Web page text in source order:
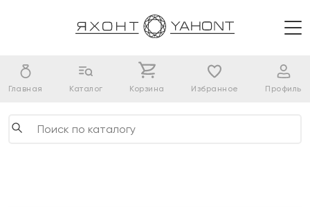
Главная Каталог Корзина Избранное Профиль